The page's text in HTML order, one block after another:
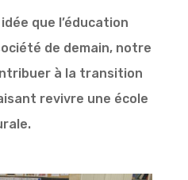
que l’éducation
de demain, notre
à la transition
revivre une école